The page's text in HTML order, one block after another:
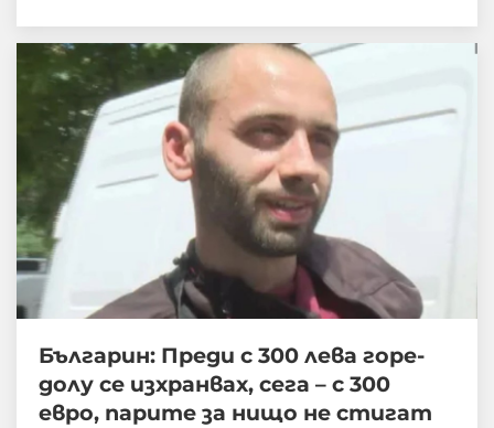
Българин: Преди с 300 лева горе-
долу се изхранвах, сега – с 300
евро, парите за нищо не стигат